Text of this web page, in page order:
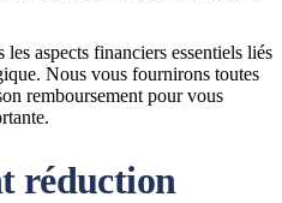
aspects financiers essentiels liés
Nous vous fournirons toutes
remboursement pour vous
réduction